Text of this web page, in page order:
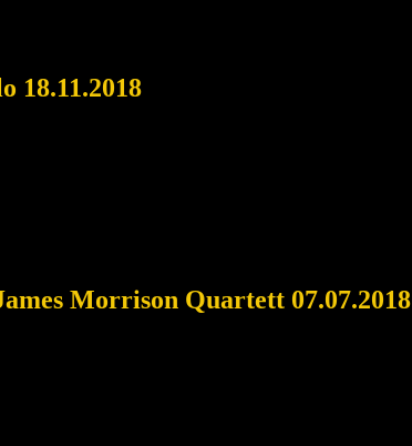
18.11.2018
Morrison Quartett 07.07.2018